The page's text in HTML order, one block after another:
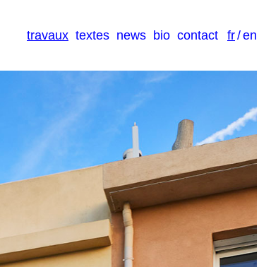
travaux textes news bio contact fr/en